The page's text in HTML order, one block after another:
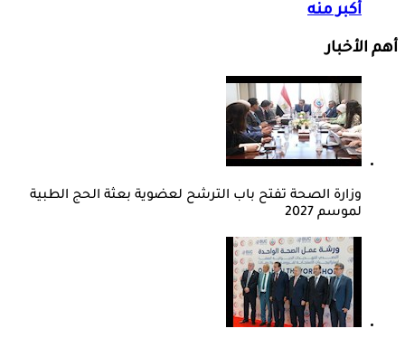
أكبر منه
أهم الأخبار
وزارة الصحة تفتح باب الترشح لعضوية بعثة الحج الطبية
لموسم 2027